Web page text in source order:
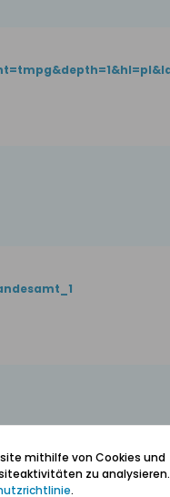
mithilfe von Cookies und
zu analysieren.
.